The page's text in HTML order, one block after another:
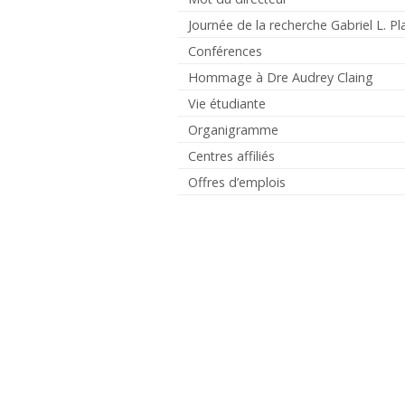
Journée de la recherche Gabriel L.
Conférences
Hommage à Dre Audrey Claing
Vie étudiante
Organigramme
Centres affiliés
Offres d’emplois